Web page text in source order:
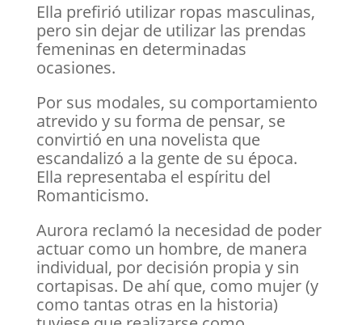
Ella prefirió utilizar ropas masculinas,
pero sin dejar de utilizar las prendas
femeninas en determinadas
ocasiones.
Por sus modales, su comportamiento
atrevido y su forma de pensar, se
convirtió en una novelista que
escandalizó a la gente de su época.
Ella representaba el espíritu del
Romanticismo.
Aurora reclamó la necesidad de poder
actuar como un hombre, de manera
individual, por decisión propia y sin
cortapisas. De ahí que, como mujer (y
como tantas otras en la historia)